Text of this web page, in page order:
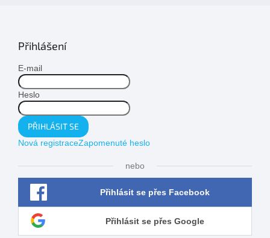
Přihlášení
E-mail
Heslo
PŘIHLÁSIT SE
Nová registraceZapomenuté heslo
nebo
Přihlásit se přes Facebook
Přihlásit se přes Google